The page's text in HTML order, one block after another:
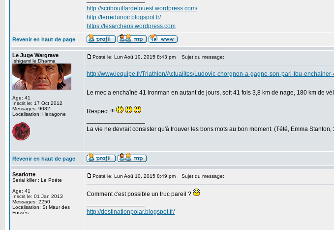
http://scribouillardelouest.wordpress.com/
http://terredunoir.blogspot.fr/
https://lesarcheos.wordpress.com
Revenir en haut de page
Le Juge Wargrave
Ishigami le Dharma
Age: 41
Inscrit le: 17 Oct 2012
Messages: 9082
Localisation: Hexagone
Posté le: Lun Aoû 10, 2015 8:43 pm Sujet du message:
http://www.lequipe.fr/Triathlon/Actualites/Ludovic-chorgnon-a-gagne-son-pari-fou-
Le mec a enchaîné 41 ironman en autant de jours, soit 41 fois 3,8 km de nage, 180 km de
Respect !!!
La vie ne devrait consister qu'à trouver les bons mots au bon moment. (Tété, Emma Stanton,
Revenir en haut de page
Ssarlotte
Serial killer : Le Poète
Age: 41
Inscrit le: 01 Jan 2013
Messages: 2250
Localisation: St Maur des
Fossés
Posté le: Lun Aoû 10, 2015 8:49 pm Sujet du message:
Comment c'est possible un truc pareil ?
http://destinationpolar.blogspot.fr/